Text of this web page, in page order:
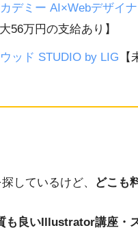
デミー AI×Webデザイ
56万円の支給あり】
ッド STUDIO by LIG
しているけど、 どこも
も良いIllustrator講座・